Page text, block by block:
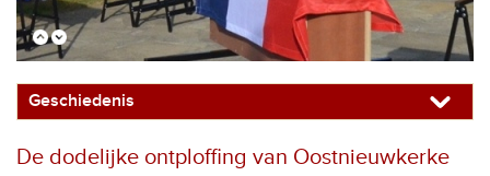
Geschiedenis
De dodelijke ontploffing van Oostnieuwkerke